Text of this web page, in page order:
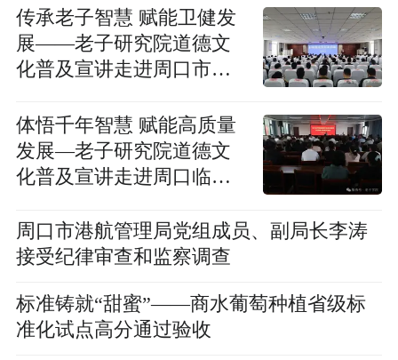
传承老子智慧 赋能卫健发
展——老子研究院道德文
化普及宣讲走进周口市卫
体悟千年智慧 赋能高质量
发展—老子研究院道德文
化普及宣讲走进周口临港
周口市港航管理局党组成员、副局长李涛
接受纪律审查和监察调查
标准铸就“甜蜜”——商水葡萄种植省级标
准化试点高分通过验收